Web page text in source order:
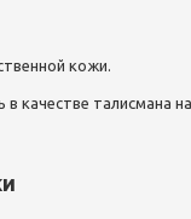
кожи.
качестве талисмана